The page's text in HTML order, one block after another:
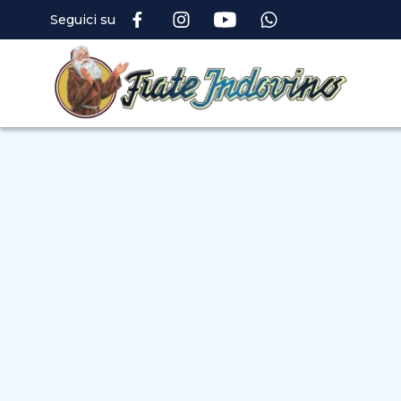
Seguici su